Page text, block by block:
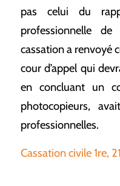
pas celui du
professionnelle
cassation a renvoyé
cour d’appel qui
en concluant un
photocopieurs,
professionnelles.
Cassation civile 1re,